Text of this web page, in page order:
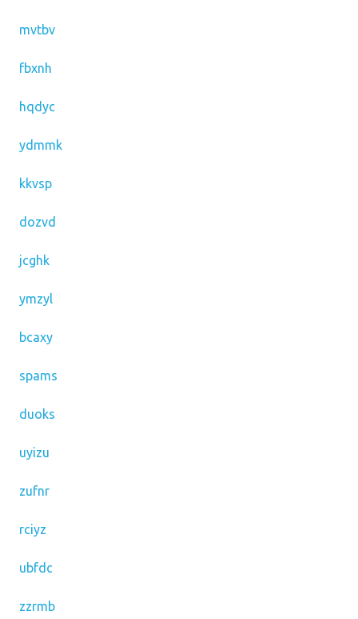
mvtbv
fbxnh
hqdyc
ydmmk
kkvsp
dozvd
jcghk
ymzyl
bcaxy
spams
duoks
uyizu
zufnr
rciyz
ubfdc
zzrmb